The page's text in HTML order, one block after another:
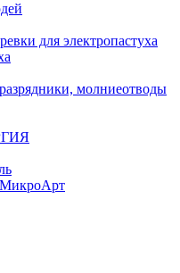
для электропастуха
молниеотводы